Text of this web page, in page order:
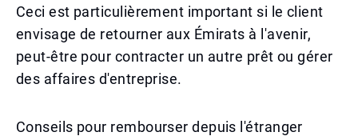
Ceci est particulièrement important si le client
envisage de retourner aux Émirats à l'avenir,
peut-être pour contracter un autre prêt ou gérer
des affaires d'entreprise.
Conseils pour rembourser depuis l'étranger